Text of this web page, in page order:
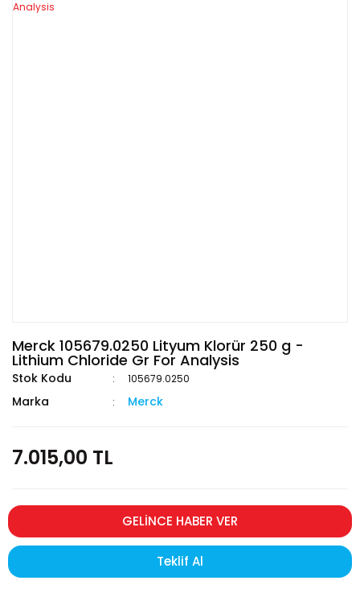
Merck 105679.0250 Lityum Klorür 250 g -
Lithium Chloride Gr For Analysis
Stok Kodu 105679.0250
Marka Merck
7.015,00 TL
GELİNCE HABER VER
Teklif Al